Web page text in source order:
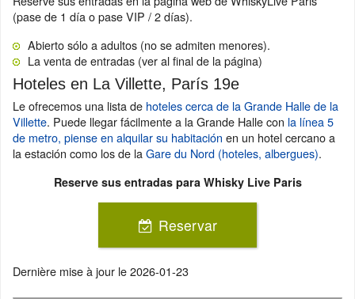
(pase de 1 día o pase VIP / 2 días).
Abierto sólo a adultos (no se admiten menores).
La venta de entradas (ver al final de la página)
Hoteles en La Villette, París 19e
Le ofrecemos una lista de hoteles cerca de la Grande Halle de la
Villette. Puede llegar fácilmente a la Grande Halle con la línea 5
de metro, piense en alquilar su habitación en un hotel cercano a
la estación como los de laGare du Nord (hoteles, albergues).
Reserve sus entradas para Whisky Live Paris
Reservar
Dernière mise à jour le2026-01-23